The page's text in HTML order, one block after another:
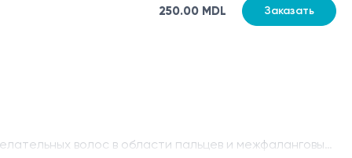
250.00 MDL Заказать
волос в области пальцев и межфаланговых